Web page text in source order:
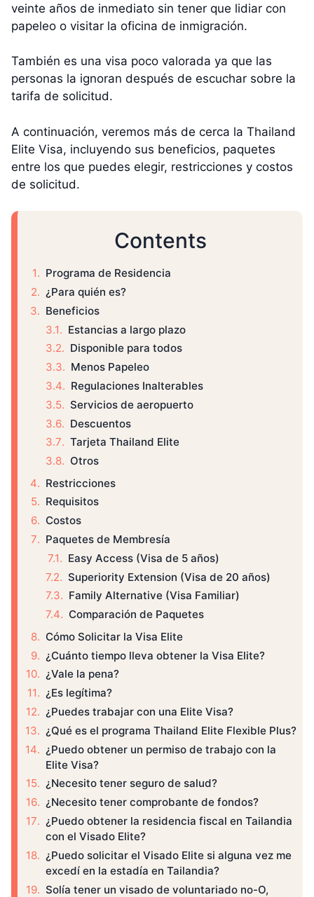
veinte años de inmediato sin tener que lidiar con
papeleo o visitar la oficina de inmigración.
También es una visa poco valorada ya que las
personas la ignoran después de escuchar sobre la
tarifa de solicitud.
A continuación, veremos más de cerca la Thailand
Elite Visa, incluyendo sus beneficios, paquetes
entre los que puedes elegir, restricciones y costos
de solicitud.
Contents
Programa de Residencia
¿Para quién es?
Beneficios
Estancias a largo plazo
Disponible para todos
Menos Papeleo
Regulaciones Inalterables
Servicios de aeropuerto
Descuentos
Tarjeta Thailand Elite
Otros
Restricciones
Requisitos
Costos
Paquetes de Membresía
Easy Access (Visa de 5 años)
Superiority Extension (Visa de 20 años)
Family Alternative (Visa Familiar)
Comparación de Paquetes
Cómo Solicitar la Visa Elite
¿Cuánto tiempo lleva obtener la Visa Elite?
¿Vale la pena?
¿Es legítima?
¿Puedes trabajar con una Elite Visa?
¿Qué es el programa Thailand Elite Flexible Plus?
¿Puedo obtener un permiso de trabajo con la
Elite Visa?
¿Necesito tener seguro de salud?
¿Necesito tener comprobante de fondos?
¿Puedo obtener la residencia fiscal en Tailandia
con el Visado Elite?
¿Puedo solicitar el Visado Elite si alguna vez me
excedí en la estadía en Tailandia?
Solía tener un visado de voluntariado no-O,